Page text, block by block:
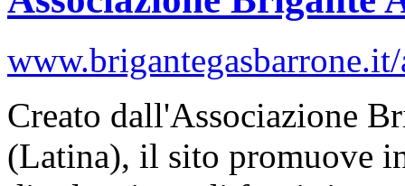
Creato dall'Associazione
(Latina), il sito promuove